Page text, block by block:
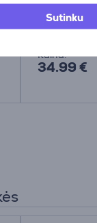
Sutinku
63008
Kaina:
34.99 €